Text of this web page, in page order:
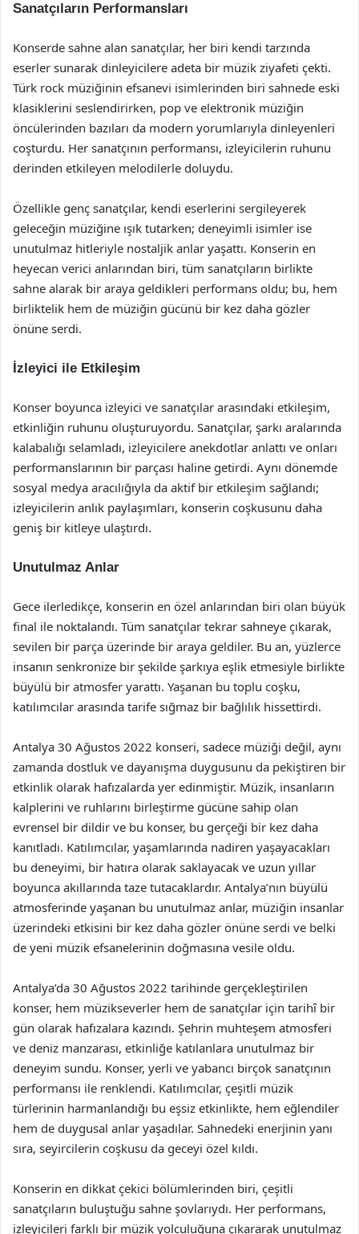
Sanatçıların Performansları
Konserde sahne alan sanatçılar, her biri kendi tarzında
eserler sunarak dinleyicilere adeta bir müzik ziyafeti çekti.
Türk rock müziğinin efsanevi isimlerinden biri sahnede eski
klasiklerini seslendirirken, pop ve elektronik müziğin
öncülerinden bazıları da modern yorumlarıyla dinleyenleri
coşturdu. Her sanatçının performansı, izleyicilerin ruhunu
derinden etkileyen melodilerle doluydu.
Özellikle genç sanatçılar, kendi eserlerini sergileyerek
geleceğin müziğine ışık tutarken; deneyimli isimler ise
unutulmaz hitleriyle nostaljik anlar yaşattı. Konserin en
heyecan verici anlarından biri, tüm sanatçıların birlikte
sahne alarak bir araya geldikleri performans oldu; bu, hem
birliktelik hem de müziğin gücünü bir kez daha gözler
önüne serdi.
İzleyici ile Etkileşim
Konser boyunca izleyici ve sanatçılar arasındaki etkileşim,
etkinliğin ruhunu oluşturuyordu. Sanatçılar, şarkı aralarında
kalabalığı selamladı, izleyicilere anekdotlar anlattı ve onları
performanslarının bir parçası haline getirdi. Aynı dönemde
sosyal medya aracılığıyla da aktif bir etkileşim sağlandı;
izleyicilerin anlık paylaşımları, konserin coşkusunu daha
geniş bir kitleye ulaştırdı.
Unutulmaz Anlar
Gece ilerledikçe, konserin en özel anlarından biri olan büyük
final ile noktalandı. Tüm sanatçılar tekrar sahneye çıkarak,
sevilen bir parça üzerinde bir araya geldiler. Bu an, yüzlerce
insanın senkronize bir şekilde şarkıya eşlik etmesiyle birlikte
büyülü bir atmosfer yarattı. Yaşanan bu toplu coşku,
katılımcılar arasında tarife sığmaz bir bağlılık hissettirdi.
Antalya 30 Ağustos 2022 konseri, sadece müziği değil, aynı
zamanda dostluk ve dayanışma duygusunu da pekiştiren bir
etkinlik olarak hafızalarda yer edinmiştir. Müzik, insanların
kalplerini ve ruhlarını birleştirme gücüne sahip olan
evrensel bir dildir ve bu konser, bu gerçeği bir kez daha
kanıtladı. Katılımcılar, yaşamlarında nadiren yaşayacakları
bu deneyimi, bir hatıra olarak saklayacak ve uzun yıllar
boyunca akıllarında taze tutacaklardır. Antalya’nın büyülü
atmosferinde yaşanan bu unutulmaz anlar, müziğin insanlar
üzerindeki etkisini bir kez daha gözler önüne serdi ve belki
de yeni müzik efsanelerinin doğmasına vesile oldu.
Antalya’da 30 Ağustos 2022 tarihinde gerçekleştirilen
konser, hem müzikseverler hem de sanatçılar için tarihî bir
gün olarak hafızalara kazındı. Şehrin muhteşem atmosferi
ve deniz manzarası, etkinliğe katılanlara unutulmaz bir
deneyim sundu. Konser, yerli ve yabancı birçok sanatçının
performansı ile renklendi. Katılımcılar, çeşitli müzik
türlerinin harmanlandığı bu eşsiz etkinlikte, hem eğlendiler
hem de duygusal anlar yaşadılar. Sahnedeki enerjinin yanı
sıra, seyircilerin coşkusu da geceyi özel kıldı.
Konserin en dikkat çekici bölümlerinden biri, çeşitli
sanatçıların buluştuğu sahne şovlarıydı. Her performans,
izleyicileri farklı bir müzik yolculuğuna çıkararak unutulmaz